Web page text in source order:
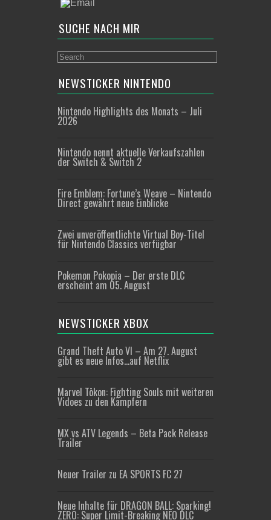
SUCHE NACH MIR
NEWSTICKER NINTENDO
Nintendo Highlights des Monats – Juli
2026
Nintendo nennt aktuelle Verkaufszahlen
der Switch & Switch 2
Fire Emblem: Fortune’s Weave – Nintendo
Direct gewährt neue Einblicke
Zwei unveröffentlichte Virtual Boy-Titel
für Nintendo Classics verfügbar
Pokemon Pokopia – Der erste DLC
erscheint am 05. August
NEWSTICKER XBOX
Grand Theft Auto VI – Am 27. August
gibt es neue Infos…auf Netflix
Marvel Tōkon: Fighting Souls mit weiteren
Vidoes zu den Kämpfern
MX vs ATV Legends – Beta Pack Release
Trailer
Neuer Trailer zu EA SPORTS FC 27
Neue Inhalte für DRAGON BALL: Sparking!
ZERO: Super Limit-Breaking NEO DLC